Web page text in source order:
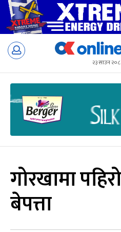
Skip
२३ साउन
गोरखामा
बेपत्ता